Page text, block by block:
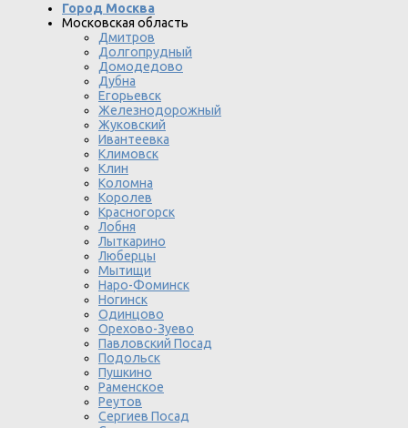
Город Москва
Московская область
Дмитров
Долгопрудный
Домодедово
Дубна
Егорьевск
Железнодорожный
Жуковский
Ивантеевка
Климовск
Клин
Коломна
Королев
Красногорск
Лобня
Лыткарино
Люберцы
Мытищи
Наро-Фоминск
Ногинск
Одинцово
Орехово-Зуево
Павловский Посад
Подольск
Пушкино
Раменское
Реутов
Сергиев Посад